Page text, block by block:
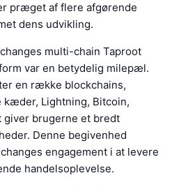
præget af flere afgørende
dens udvikling.
multi-chain Taproot
var en betydelig milepæl.
en række blockchains,
kæder, Lightning, Bitcoin,
giver brugerne et bredt
Denne begivenhed
engagement i at levere
handelsoplevelse.